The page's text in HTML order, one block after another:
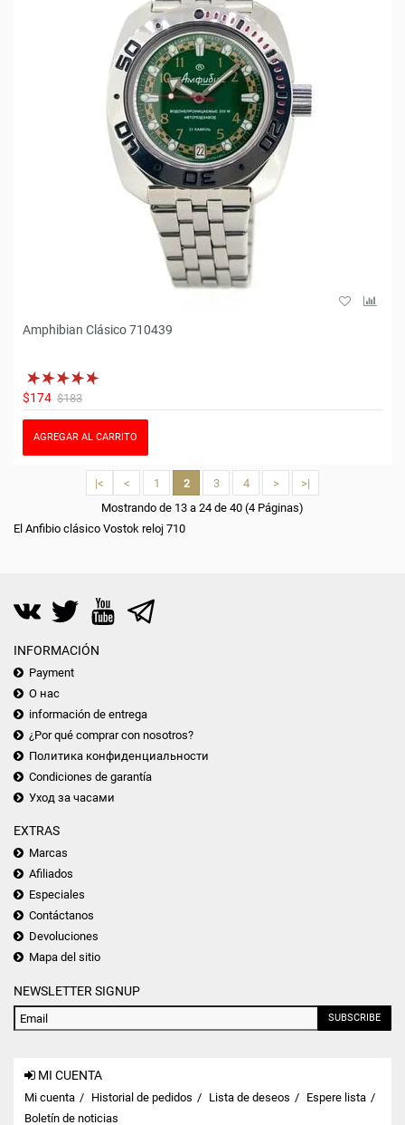
Amphibian Clásico 710439
$174 $183
AGREGAR AL CARRITO
|< < 1 2 3 4 >
>|
Mostrando de 13 a 24 de 40 (4 Páginas)
El Anfibio clásico Vostok reloj 710
INFORMACIÓN
Payment
О нас
información de entrega
¿Por qué comprar con nosotros?
Политика конфиденциальности
Condiciones de garantía
Уход за часами
EXTRAS
Marcas
Afiliados
Especiales
Contáctanos
Devoluciones
Mapa del sitio
NEWSLETTER SIGNUP
SUBSCRIBE
MI CUENTA
Mi cuenta Historial de pedidos Lista de deseos
Espere lista
Boletín de noticias